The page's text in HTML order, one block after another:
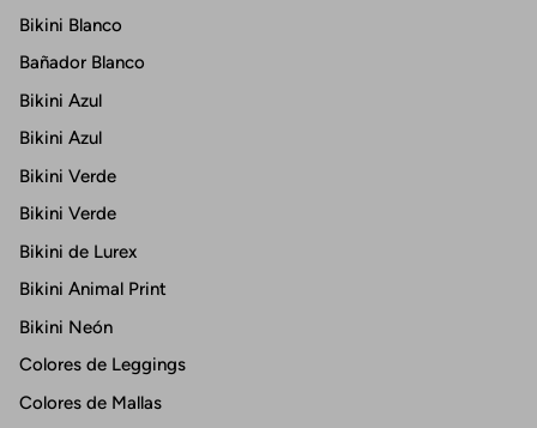
Bikini Blanco
Bañador Blanco
Bikini Azul
Bikini Azul
Bikini Verde
Bikini Verde
Bikini de Lurex
Bikini Animal Print
Bikini Neón
Colores de Leggings
Colores de Mallas